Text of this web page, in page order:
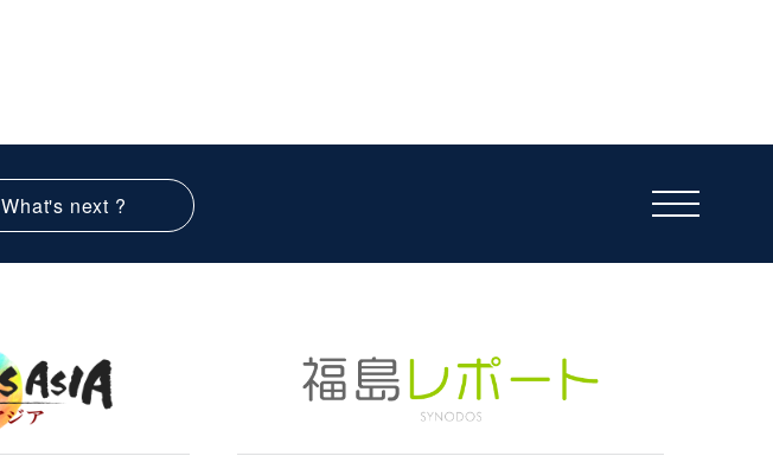
What's next ?